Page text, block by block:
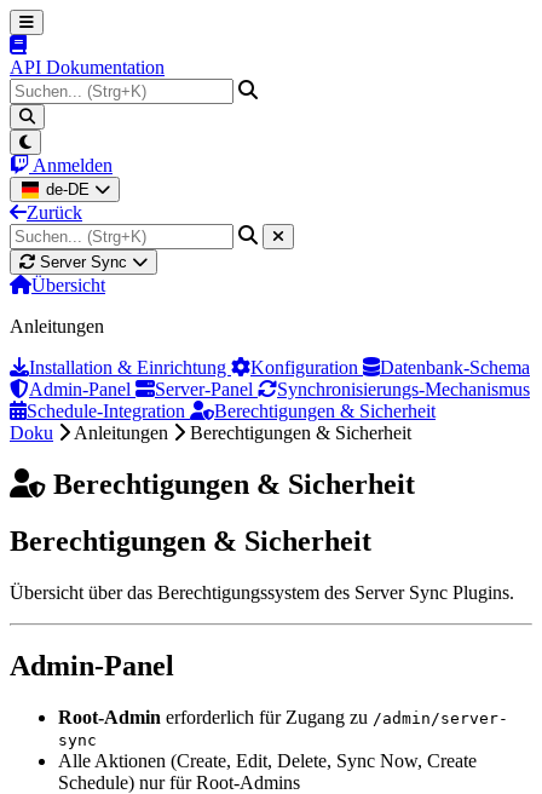
API Dokumentation
Anmelden
de-DE
Zurück
Server Sync
Übersicht
Anleitungen
Installation & Einrichtung
Konfiguration
Datenbank-Schema
Admin-Panel
Server-Panel
Synchronisierungs-Mechanismus
Schedule-Integration
Berechtigungen & Sicherheit
Doku
Anleitungen Berechtigungen & Sicherheit
Berechtigungen & Sicherheit
Berechtigungen & Sicherheit
Übersicht über das Berechtigungssystem des Server Sync Plugins.
Admin-Panel
Root-Admin erforderlich für Zugang zu /admin/server-
sync
Alle Aktionen (Create, Edit, Delete, Sync Now, Create
Schedule) nur für Root-Admins